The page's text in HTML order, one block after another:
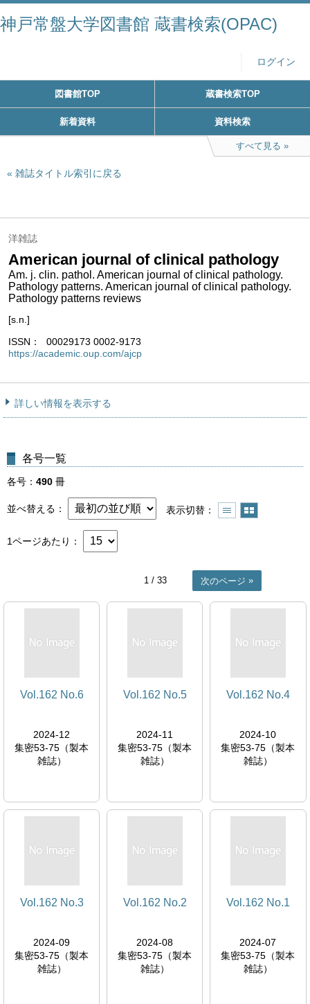
神戸常盤大学図書館 蔵書検索(OPAC)
ログイン
図書館TOP 蔵書検索TOP
新着資料 資料検索
すべて見る
雑誌タイトル索引に戻る
洋雑誌
American journal of clinical pathology
Am. j. clin. pathol. American journal of clinical pathology.
Pathology patterns. American journal of clinical pathology.
Pathology patterns reviews
[s.n.]
ISSN
00029173 0002-9173
https://academic.oup.com/ajcp
詳しい情報を表示する
各号一覧
各号 490 冊
並べ替える 表示切替
1ページあたり
1/ 33 次のページ
Vol.162 No.6
2024-12
集密53-75（製本
雑誌）
Vol.162 No.5
2024-11
集密53-75（製本
雑誌）
Vol.162 No.4
2024-10
集密53-75（製本
雑誌）
Vol.162 No.3
2024-09
集密53-75（製本
雑誌）
Vol.162 No.2
2024-08
集密53-75（製本
雑誌）
Vol.162 No.1
2024-07
集密53-75（製本
雑誌）